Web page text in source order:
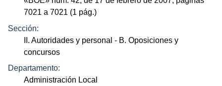
7021 a 7021 (1 pág.)
Sección:
II. Autoridades y personal - B. Oposiciones y
concursos
Departamento:
Administración Local